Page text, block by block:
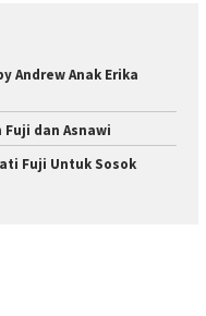
Andrew Anak Erika
dan Asnawi
Fuji Untuk Sosok